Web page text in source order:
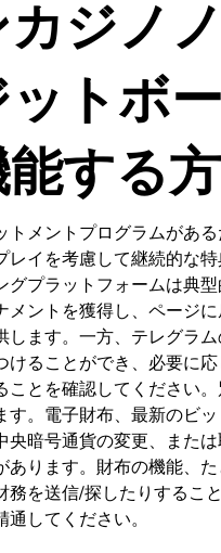
ジノ
トボ
する
トメントプログラムがあ
レイを考慮して継続的な
グプラットフォームは典
メントを獲得し、ページ
します。一方、テレグラ
けることができ、必要に
ことを確認してください
す。電子財布、最新のビ
央暗号通貨の変更、また
あります。財布の機能、
務を送信/探したりするこ
通してください。